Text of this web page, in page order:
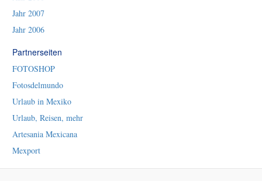
Jahr 2007
Jahr 2006
Partnerseiten
FOTOSHOP
Fotosdelmundo
Urlaub in Mexiko
Urlaub, Reisen, mehr
Artesania Mexicana
Mexport